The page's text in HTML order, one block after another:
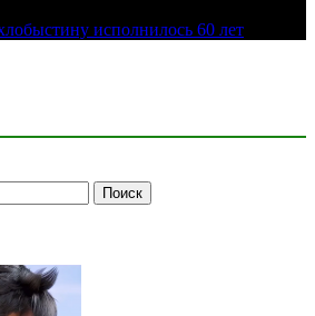
исполнилось 60 лет